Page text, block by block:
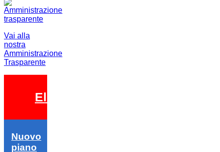
Vai alla
nostra
Amministrazione
Trasparente
Elezioni 2026
Nuovo
piano